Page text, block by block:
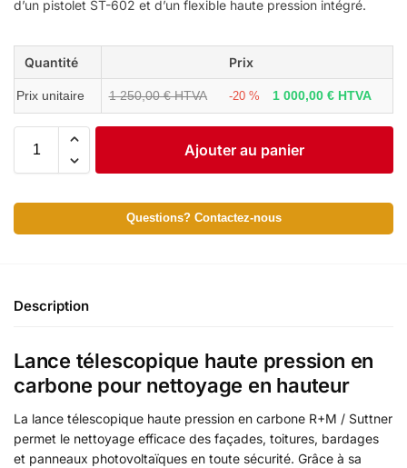
d’un pistolet ST-602 et d’un flexible haute pression intégré.
Quantité Prix
Prix unitaire 1 250,00 € HTVA -20 % 1 000,00 € HTVA
Ajouter au panier
Questions? Contactez-nous
Description
Lance télescopique haute pression en
carbone pour nettoyage en hauteur
La lance télescopique haute pression en carbone R+M / Suttner
permet le nettoyage efficace des façades, toitures, bardages
et panneaux photovoltaïques en toute sécurité. Grâce à sa